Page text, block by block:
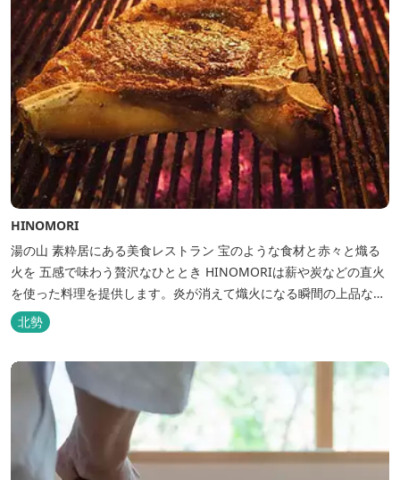
HINOMORI
湯の山 素粋居にある美食レストラン 宝のような食材と赤々と熾る
火を 五感で味わう贅沢なひととき HINOMORIは薪や炭などの直火
を使った料理を提供します。炎が消えて熾火になる瞬間の上品な香
りを海産物にまとわせたり、熟成させた上質な牛肉を塊でじっくり
とローストしたり。炎が生み出す味わいの繊細さと豪快さをコース
でお楽しみください。料理監修は、フランスで活躍するシェフ・手
島竜司。探...
北勢